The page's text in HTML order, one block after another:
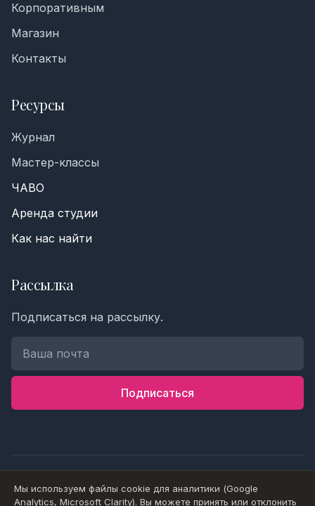
Корпоративным
Магазин
Контакты
Ресурсы
Журнал
Мастер-классы
ЧАВО
Аренда студии
Как нас найти
Рассылка
Подписаться на рассылку.
Подписаться
© 2026 Goyoga Estonia OÜ. Все права защищены.
Мы используем файлы cookie для аналитики (Google
Analytics, Microsoft Clarity). Вы можете принять или отклонить